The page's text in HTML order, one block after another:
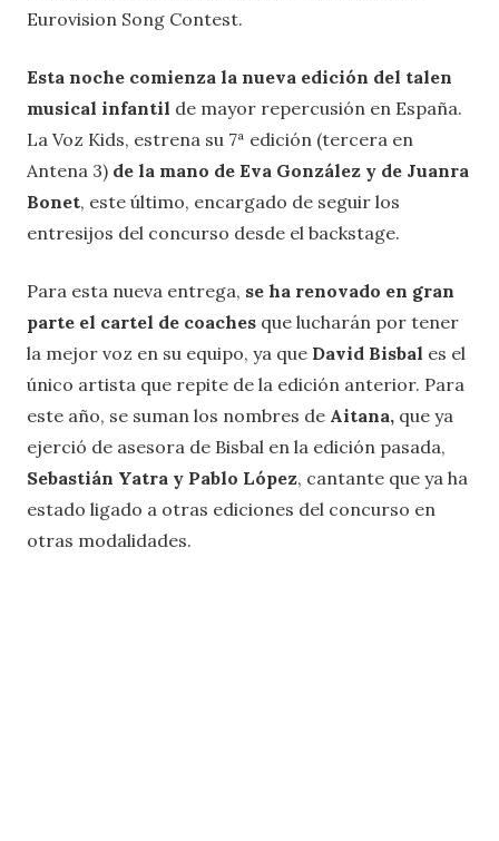
Eurovision Song Contest.
Esta noche comienza la nueva edición del talen
musical infantil de mayor repercusión en España.
La Voz Kids, estrena su 7ª edición (tercera en
Antena 3) de la mano de Eva González y de Juanra
Bonet, este último, encargado de seguir los
entresijos del concurso desde el backstage.
Para esta nueva entrega, se ha renovado en gran
parte el cartel de coaches que lucharán por tener
la mejor voz en su equipo, ya que David Bisbal es el
único artista que repite de la edición anterior. Para
este año, se suman los nombres de Aitana, que ya
ejerció de asesora de Bisbal en la edición pasada,
Sebastián Yatra y Pablo López, cantante que ya ha
estado ligado a otras ediciones del concurso en
otras modalidades.